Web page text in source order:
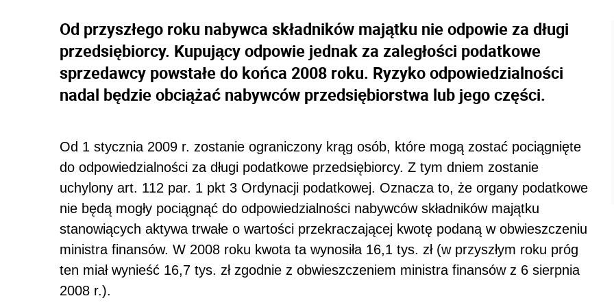
Od przyszłego roku nabywca składników majątku nie odpowie za długi
przedsiębiorcy. Kupujący odpowie jednak za zaległości podatkowe
sprzedawcy powstałe do końca 2008 roku. Ryzyko odpowiedzialności
nadal będzie obciążać nabywców przedsiębiorstwa lub jego części.
Od 1 stycznia 2009 r. zostanie ograniczony krąg osób, które mogą zostać pociągnięte
do odpowiedzialności za długi podatkowe przedsiębiorcy. Z tym dniem zostanie
uchylony art. 112 par. 1 pkt 3 Ordynacji podatkowej. Oznacza to, że organy podatkowe
nie będą mogły pociągnąć do odpowiedzialności nabywców składników majątku
stanowiących aktywa trwałe o wartości przekraczającej kwotę podaną w obwieszczeniu
ministra finansów. W 2008 roku kwota ta wynosiła 16,1 tys. zł (w przyszłym roku próg
ten miał wynieść 16,7 tys. zł zgodnie z obwieszczeniem ministra finansów z 6 sierpnia
2008 r.).